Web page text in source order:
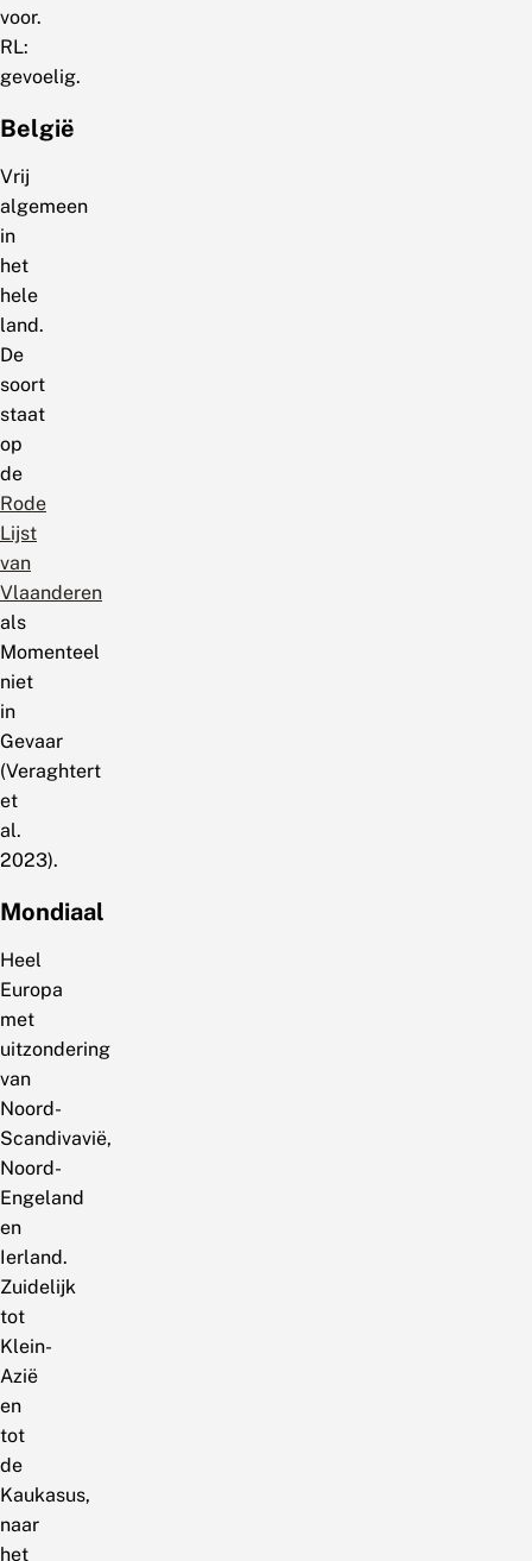
voor.
RL:
gevoelig.
België
Vrij
algemeen
in
het
hele
land.
De
soort
staat
op
de
Rode
Lijst
van
Vlaanderen
als
Momenteel
niet
in
Gevaar
(Veraghtert
et
al.
2023).
Mondiaal
Heel
Europa
met
uitzondering
van
Noord-
Scandivavië,
Noord-
Engeland
en
Ierland.
Zuidelijk
tot
Klein-
Azië
en
tot
de
Kaukasus,
naar
het